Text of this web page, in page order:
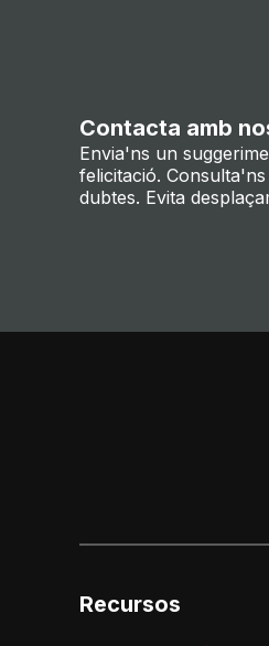
Contacta amb
Envia'ns un
felicitació.
dubtes. Evita
Recursos